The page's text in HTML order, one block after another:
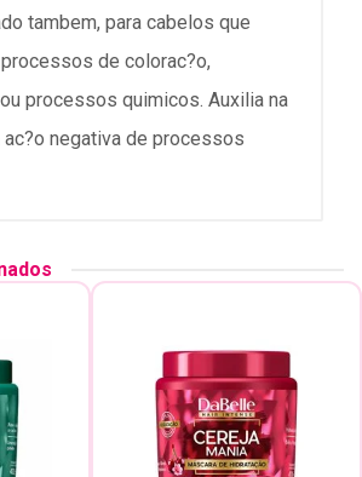
tambem, para cabelos que
de colorac?o,
processos quimicos. Auxilia na
ac?o negativa de processos